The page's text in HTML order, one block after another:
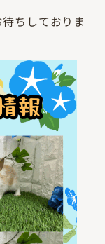
ちしておりま